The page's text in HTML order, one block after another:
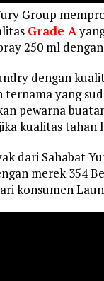
Group
Grade A
250 ml
dengan
ternama yang
pewarna
kualitas tahan
dari Sahabat
merek 354
konsumen